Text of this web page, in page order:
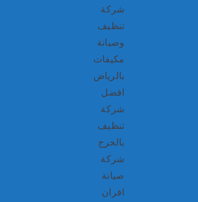
شركة
تنظيف
وصيانة
مكيفات
بالرياض
افضل
شركة
تنظيف
بالخرج
شركة
صيانة
افران